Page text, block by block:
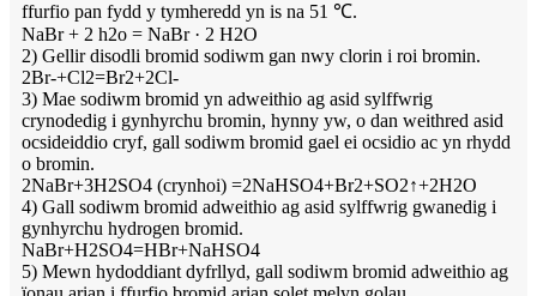
ffurfio pan fydd y tymheredd yn is na 51 ℃.
NaBr + 2 h2o = NaBr · 2 H2O
2) Gellir disodli bromid sodiwm gan nwy clorin i roi bromin.
2Br-+Cl2=Br2+2Cl-
3) Mae sodiwm bromid yn adweithio ag asid sylffwrig
crynodedig i gynhyrchu bromin, hynny yw, o dan weithred asid
ocsideiddio cryf, gall sodiwm bromid gael ei ocsidio ac yn rhydd
o bromin.
2NaBr+3H2SO4 (crynhoi) =2NaHSO4+Br2+SO2↑+2H2O
4) Gall sodiwm bromid adweithio ag asid sylffwrig gwanedig i
gynhyrchu hydrogen bromid.
NaBr+H2SO4=HBr+NaHSO4
5) Mewn hydoddiant dyfrllyd, gall sodiwm bromid adweithio ag